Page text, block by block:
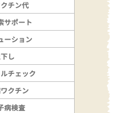
チン代
サポート
ーション
し
チェック
クチン
病検査